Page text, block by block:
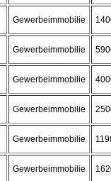
Gewerbeimmobilie
Gewerbeimmobilie
Gewerbeimmobilie
Gewerbeimmobilie
Gewerbeimmobilie
Gewerbeimmobilie